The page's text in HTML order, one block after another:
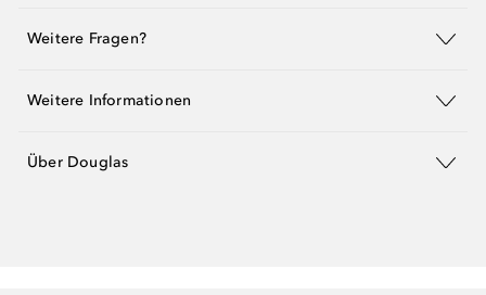
Weitere Fragen?
Weitere Informationen
Über Douglas